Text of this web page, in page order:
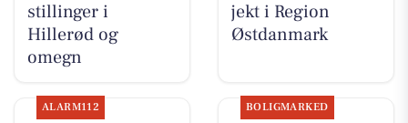
stillinger i
Hillerød og
omegn
jekt i Region
Østdanmark
ALARM112 BOLIGMARKED